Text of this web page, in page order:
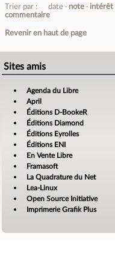
Trier par : date note intérêt
commentaire
Revenir en haut de page
Sites amis
Agenda du Libre
April
Éditions D-BookeR
Éditions Diamond
Éditions Eyrolles
Éditions ENI
En Vente Libre
Framasoft
La Quadrature du Net
Lea-Linux
Open Source Initiative
Imprimerie Grafik Plus